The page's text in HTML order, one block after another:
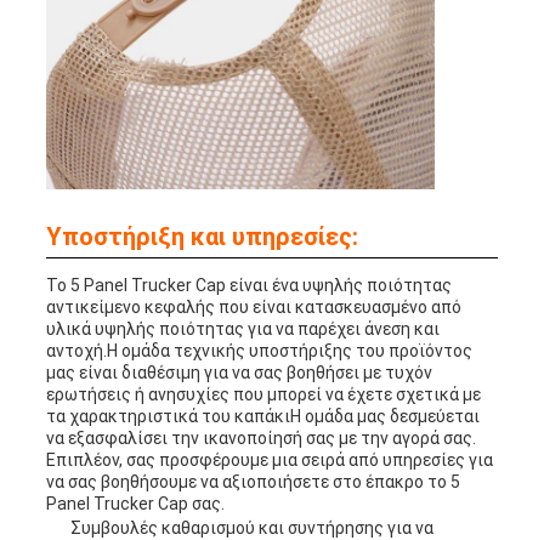
Υποστήριξη και υπηρεσίες:
Το 5 Panel Trucker Cap είναι ένα υψηλής ποιότητας
αντικείμενο κεφαλής που είναι κατασκευασμένο από
υλικά υψηλής ποιότητας για να παρέχει άνεση και
αντοχή.Η ομάδα τεχνικής υποστήριξης του προϊόντος
μας είναι διαθέσιμη για να σας βοηθήσει με τυχόν
ερωτήσεις ή ανησυχίες που μπορεί να έχετε σχετικά με
τα χαρακτηριστικά του καπάκιΗ ομάδα μας δεσμεύεται
να εξασφαλίσει την ικανοποίησή σας με την αγορά σας.
Επιπλέον, σας προσφέρουμε μια σειρά από υπηρεσίες για
να σας βοηθήσουμε να αξιοποιήσετε στο έπακρο το 5
Panel Trucker Cap σας.
Συμβουλές καθαρισμού και συντήρησης για να